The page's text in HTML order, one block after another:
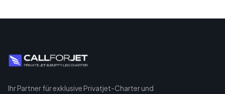
Ihr Partner für exklusive Privatjet-Charter und